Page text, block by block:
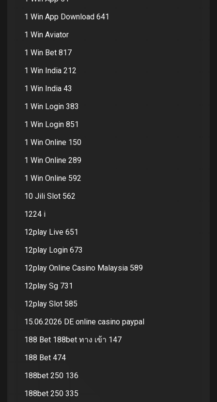
1 Win App Download 641
1 Win Aviator
1 Win Bet 817
1 Win India 212
1 Win India 43
1 Win Login 383
1 Win Login 851
1 Win Online 150
1 Win Online 289
1 Win Online 592
10 Jili Slot 562
1224 i
12play Live 651
12play Login 673
12play Online Casino Malaysia 589
12play Sg 731
12play Slot 585
15.06.2026 DE online casino paypal
188 Bet 188bet ทาง เข้า 147
188 Bet 474
188bet 250 136
188bet 250 335